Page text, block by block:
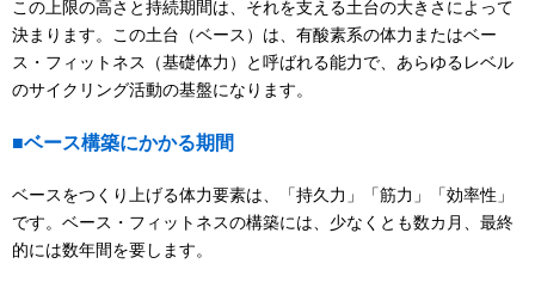
この上限の高さと持続期間は、それを支える土台の大きさによって
決まります。この土台（ベース）は、有酸素系の体力またはベー
ス・フィットネス（基礎体力）と呼ばれる能力で、あらゆるレベル
のサイクリング活動の基盤になります。
■ベース構築にかかる期間
ベースをつくり上げる体力要素は、「持久力」「筋力」「効率性」
です。ベース・フィットネスの構築には、少なくとも数カ月、最終
的には数年間を要します。